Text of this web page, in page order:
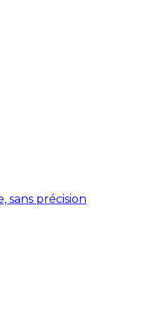
sans précision